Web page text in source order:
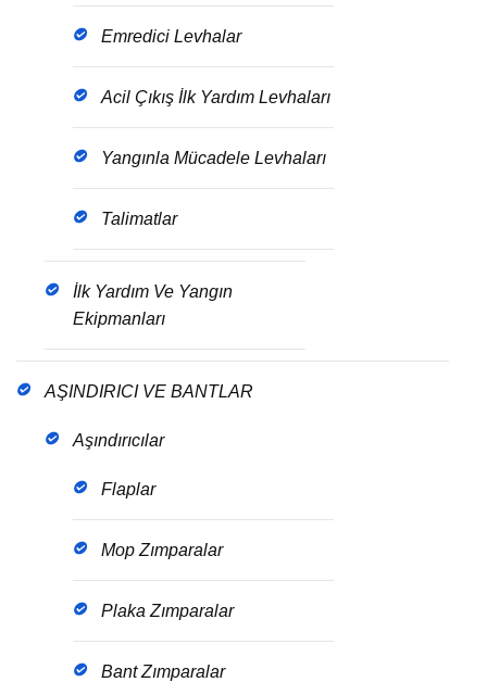
Emredici Levhalar
Acil Çıkış İlk Yardım Levhaları
Yangınla Mücadele Levhaları
Talimatlar
İlk Yardım Ve Yangın
Ekipmanları
AŞINDIRICI VE BANTLAR
Aşındırıcılar
Flaplar
Mop Zımparalar
Plaka Zımparalar
Bant Zımparalar